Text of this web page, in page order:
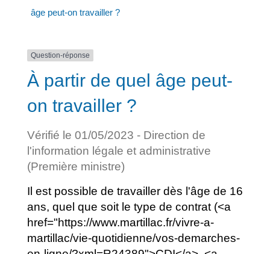
âge peut-on travailler ?
Question-réponse
À partir de quel âge peut-
on travailler ?
Vérifié le 01/05/2023 - Direction de
l'information légale et administrative
(Première ministre)
Il est possible de travailler dès l'âge de 16
ans, quel que soit le type de contrat (<a
href="https://www.martillac.fr/vivre-a-
martillac/vie-quotidienne/vos-demarches-